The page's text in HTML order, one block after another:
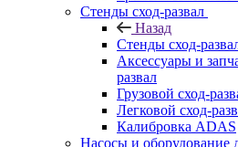
Стенды сход-развал
Назад
Стенды сход-
Аксессуары и
развал
Грузовой сход-
Легковой сход-
Калибровка ADAS
Насосы и оборудование